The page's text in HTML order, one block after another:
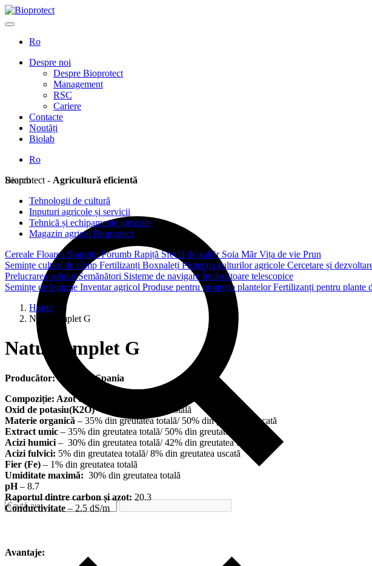
Ro
Despre noi
Despre Bioprotect
Management
RSC
Cariere
Contacte
Noutăți
Biolab
Ro
Search
Bioprotect - Agricultură eficientă
Tehnologii de cultură
Inputuri agricole și servicii
Tehnică și echipamente agricole
Magazin agricol Bioprotect
Cereale Floarea SoareluiPorumb Rapiță Sfeclă de zahăr Soia MărVița de vie Prun
Semințe culturi de câmp Fertilizanți BoxpalețiProtecția culturilor agricole Cercetare și
Prelucrarea soluluiSemănători Sisteme de navigare Încărcătoare telescopice
Semințe de legume Inventar agricol Produse pentru protecția plantelorFertilizanți pentru plante
Home
Naturcomplet G
Naturcomplet G
Producător: Daymsa, Spania
Compoziție: Azot organic(N)
Oxid de potasiu(K2O)– 5% din greutatea totală
Materie organică – 35% din greutatea totală/ 50% din greutatea uscată
Extract umic – 35% din greutatea totală/ 50% din greutatea uscată
Acizi humici – 30% din greutatea totală/ 42% din greutatea uscată
Acizi fulvici: 5% din greutatea totală/ 8% din greutatea uscată
Fier (Fe) – 1% din greutatea totală
Umiditate maximă: 30% din greutatea totală
pH– 8.7
Raportul dintre carbon și azot:20.3
Conductivitate – 2.5 dS/m
Avantaje: